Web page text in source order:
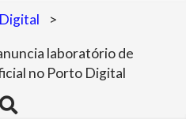
>
laboratório de
no Porto Digital
Search